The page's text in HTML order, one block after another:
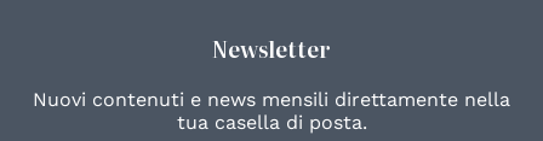
Newsletter
Nuovi contenuti e news mensili direttamente nella
tua casella di posta.